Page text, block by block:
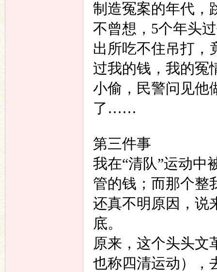
制造冤案的年代
不曾想， 5个年头
出所吃不住吊打，
过我的钱，我的冤
小偷，民警问见他
了……
第三件事
我在“清队”运动中
管的钱；而那个整
还真不明原因，说
底。
原来，这个头头文
也称四清运动），